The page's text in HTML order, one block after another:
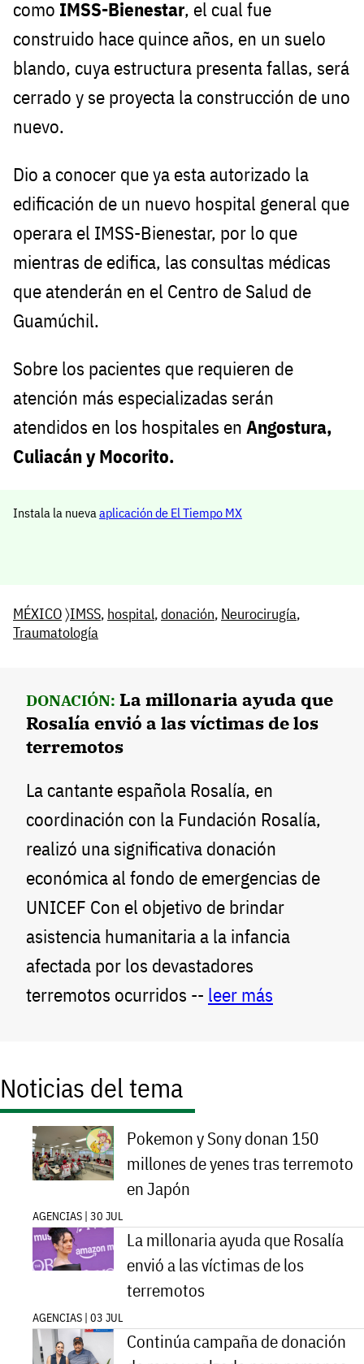
como IMSS-Bienestar, el cual fue
construido hace quince años, en un suelo
blando, cuya estructura presenta fallas, será
cerrado y se proyecta la construcción de uno
nuevo.
Dio a conocer que ya esta autorizado la
edificación de un nuevo hospital general que
operara el IMSS-Bienestar, por lo que
mientras de edifica, las consultas médicas
que atenderán en el Centro de Salud de
Guamúchil.
Sobre los pacientes que requieren de
atención más especializadas serán
atendidos en los hospitales en Angostura,
Culiacán y Mocorito.
Instala la nueva aplicación de El Tiempo MX
MÉXICO〉IMSS, hospital,donación, Neurocirugía,
Traumatología
DONACIÓN: La millonaria ayuda que
Rosalía envió a las víctimas de los
terremotos
La cantante española Rosalía, en
coordinación con la Fundación Rosalía,
realizó una significativa donación
económica al fondo de emergencias de
UNICEF Con el objetivo de brindar
asistencia humanitaria a la infancia
afectada por los devastadores
terremotos ocurridos -- leer más
Noticias del tema
Pokemon y Sony donan 150
millones de yenes tras terremoto
en Japón
AGENCIAS | 30 JUL
La millonaria ayuda que Rosalía
envió a las víctimas de los
terremotos
AGENCIAS | 03 JUL
Continúa campaña de donación